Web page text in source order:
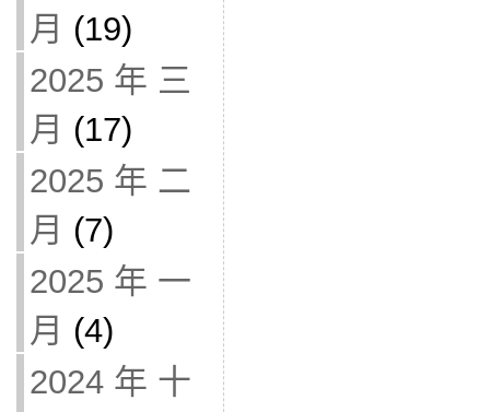
月 (19)
2025 年 三
月 (17)
2025 年 二
月 (7)
2025 年 一
月 (4)
2024 年 十